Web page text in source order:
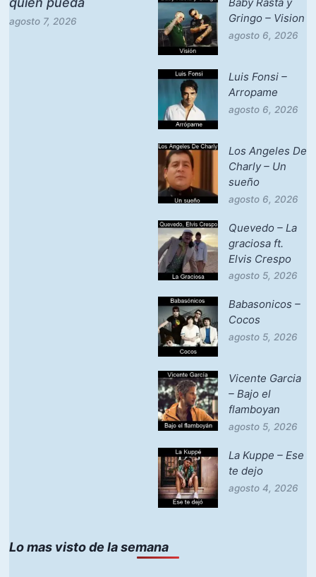
agosto 7, 2026
Gringo – Vision
agosto 6, 2026
Luis Fonsi –
Arropame
agosto 6, 2026
Los Angeles De
Charly – Un
sueño
agosto 6, 2026
Quevedo – La
graciosa ft.
Elvis Crespo
agosto 5, 2026
Babasonicos –
Cocos
agosto 5, 2026
Vicente Garcia
– Bajo el
flamboyan
agosto 5, 2026
La Kuppe – Ese
te dejo
agosto 4, 2026
Lo mas visto de la semana